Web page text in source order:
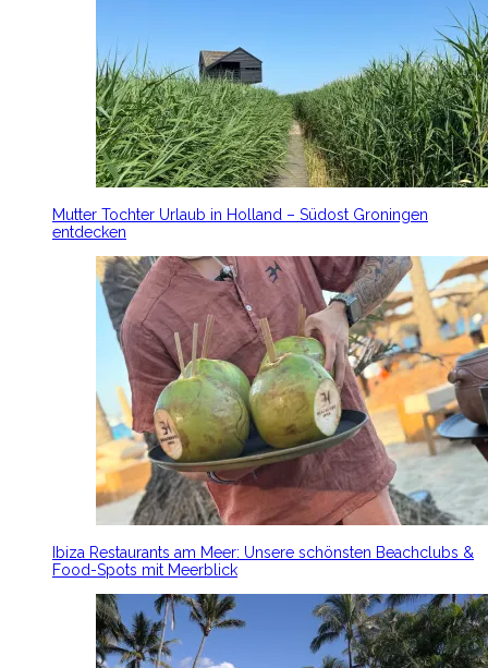
Mutter Tochter Urlaub in Holland – Südost Groningen
entdecken
Ibiza Restaurants am Meer: Unsere schönsten Beachclubs &
Food-Spots mit Meerblick